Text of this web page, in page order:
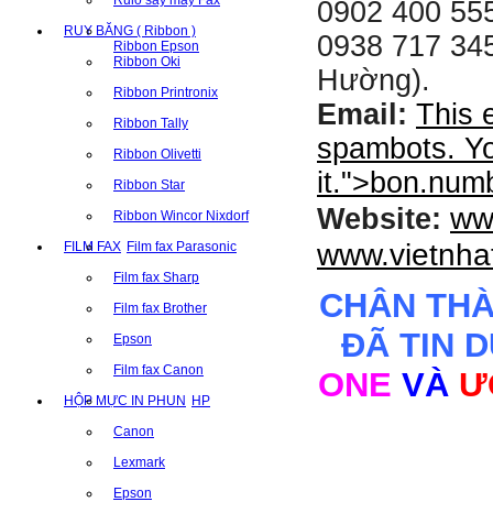
RUY BĂNG ( Ribbon )
Ribbon Epson
Ribbon Oki
Ribbon Printronix
Ribbon Tally
Ribbon Olivetti
Ribbon Star
Ribbon Wincor Nixdorf
FILM FAX Film fax Parasonic
Film fax Sharp
Film fax Brother
Epson
Film fax Canon
HỘP MỰC IN PHUN HP
Canon
Lexmark
Epson
0902 400
0938 717
Hường).
Email: This
spambots.
it.">
Website:
CHÂN
ĐÃ TIN
ONE VÀ